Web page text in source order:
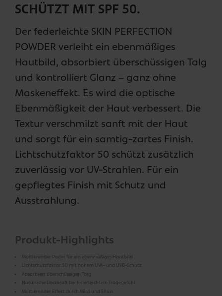
SCHÜTZT MIT SPF 50.
Der federleichte SKIN PERFECTION
POWDER verleiht ein ebenmäßiges
Hautbild, absorbiert überschüssigen Talg
und kontrolliert Glanz – ganz ohne
Maskeneffekt. Es wird die optische
Ebenmäßigkeit der Haut verbessert. Die
Textur verschmilzt sanft mit der Haut
und sorgt für ein samtig-zartes Finish.
Lichtschutzfaktor 50 schützt zusätzlich
zuverlässig vor UV-Strahlen. Für ein
gepflegtes Finish mit Schutz und
Ausstrahlung.
Produkt-Highlights
Mattierender Puder für ein ebenmäßiges Hautbild
Lichtschutzfaktor 50 mit hohem UVA- und UVB-Schutz
Absorbiert überschüssigen Talg
Natürliche Deckkraft bei federleichtem Tragegefühl
Mattierender Effekt durch Mica und Silica